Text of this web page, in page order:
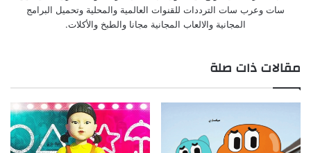
سات وعرب سات الترددات للقنوات العالمية والمحلية وتحميل البرامج
المجانية والالعاب المجانية مجانا والطبخ والأكلات.
مقالات ذات صلة